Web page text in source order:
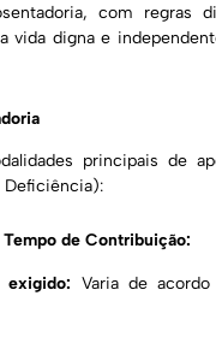
com regras
vida digna e
principais de
Deficiência):
de Contribuição:
Varia de